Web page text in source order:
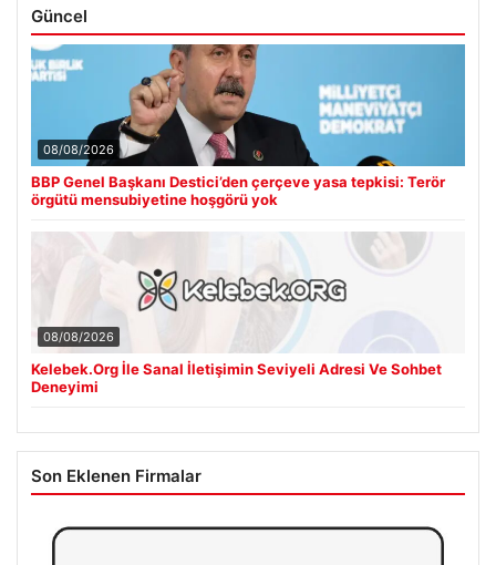
Güncel
08/08/2026
BBP Genel Başkanı Destici’den çerçeve yasa tepkisi: Terör
örgütü mensubiyetine hoşgörü yok
08/08/2026
Kelebek.Org İle Sanal İletişimin Seviyeli Adresi Ve Sohbet
Deneyimi
Son Eklenen Firmalar